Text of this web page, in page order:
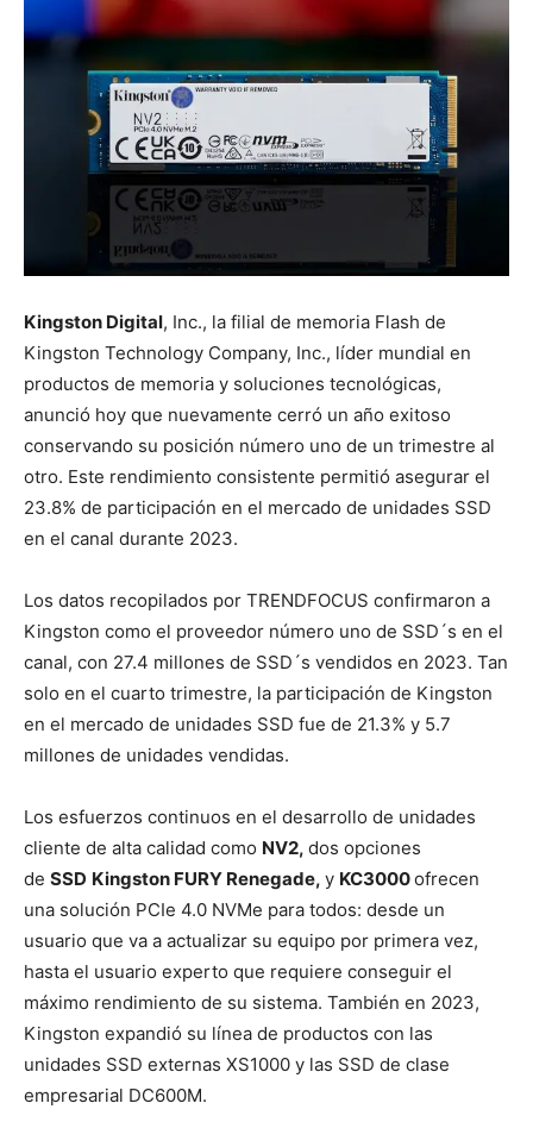
Kingston Digital, Inc., la filial de memoria Flash de
Kingston Technology Company, Inc., líder mundial en
productos de memoria y soluciones tecnológicas,
anunció hoy que nuevamente cerró un año exitoso
conservando su posición número uno de un trimestre al
otro. Este rendimiento consistente permitió asegurar el
23.8% de participación en el mercado de unidades SSD
en el canal durante 2023.
Los datos recopilados por TRENDFOCUS confirmaron a
Kingston como el proveedor número uno de SSD´s en el
canal, con 27.4 millones de SSD´s vendidos en 2023. Tan
solo en el cuarto trimestre, la participación de Kingston
en el mercado de unidades SSD fue de 21.3% y 5.7
millones de unidades vendidas.
Los esfuerzos continuos en el desarrollo de unidades
cliente de alta calidad como NV2, dos opciones
de SSD Kingston FURY Renegade, y KC3000ofrecen
una solución PCIe 4.0 NVMe para todos: desde un
usuario que va a actualizar su equipo por primera vez,
hasta el usuario experto que requiere conseguir el
máximo rendimiento de su sistema. También en 2023,
Kingston expandió su línea de productos con las
unidades SSD externas XS1000 y las SSD de clase
empresarial DC600M.